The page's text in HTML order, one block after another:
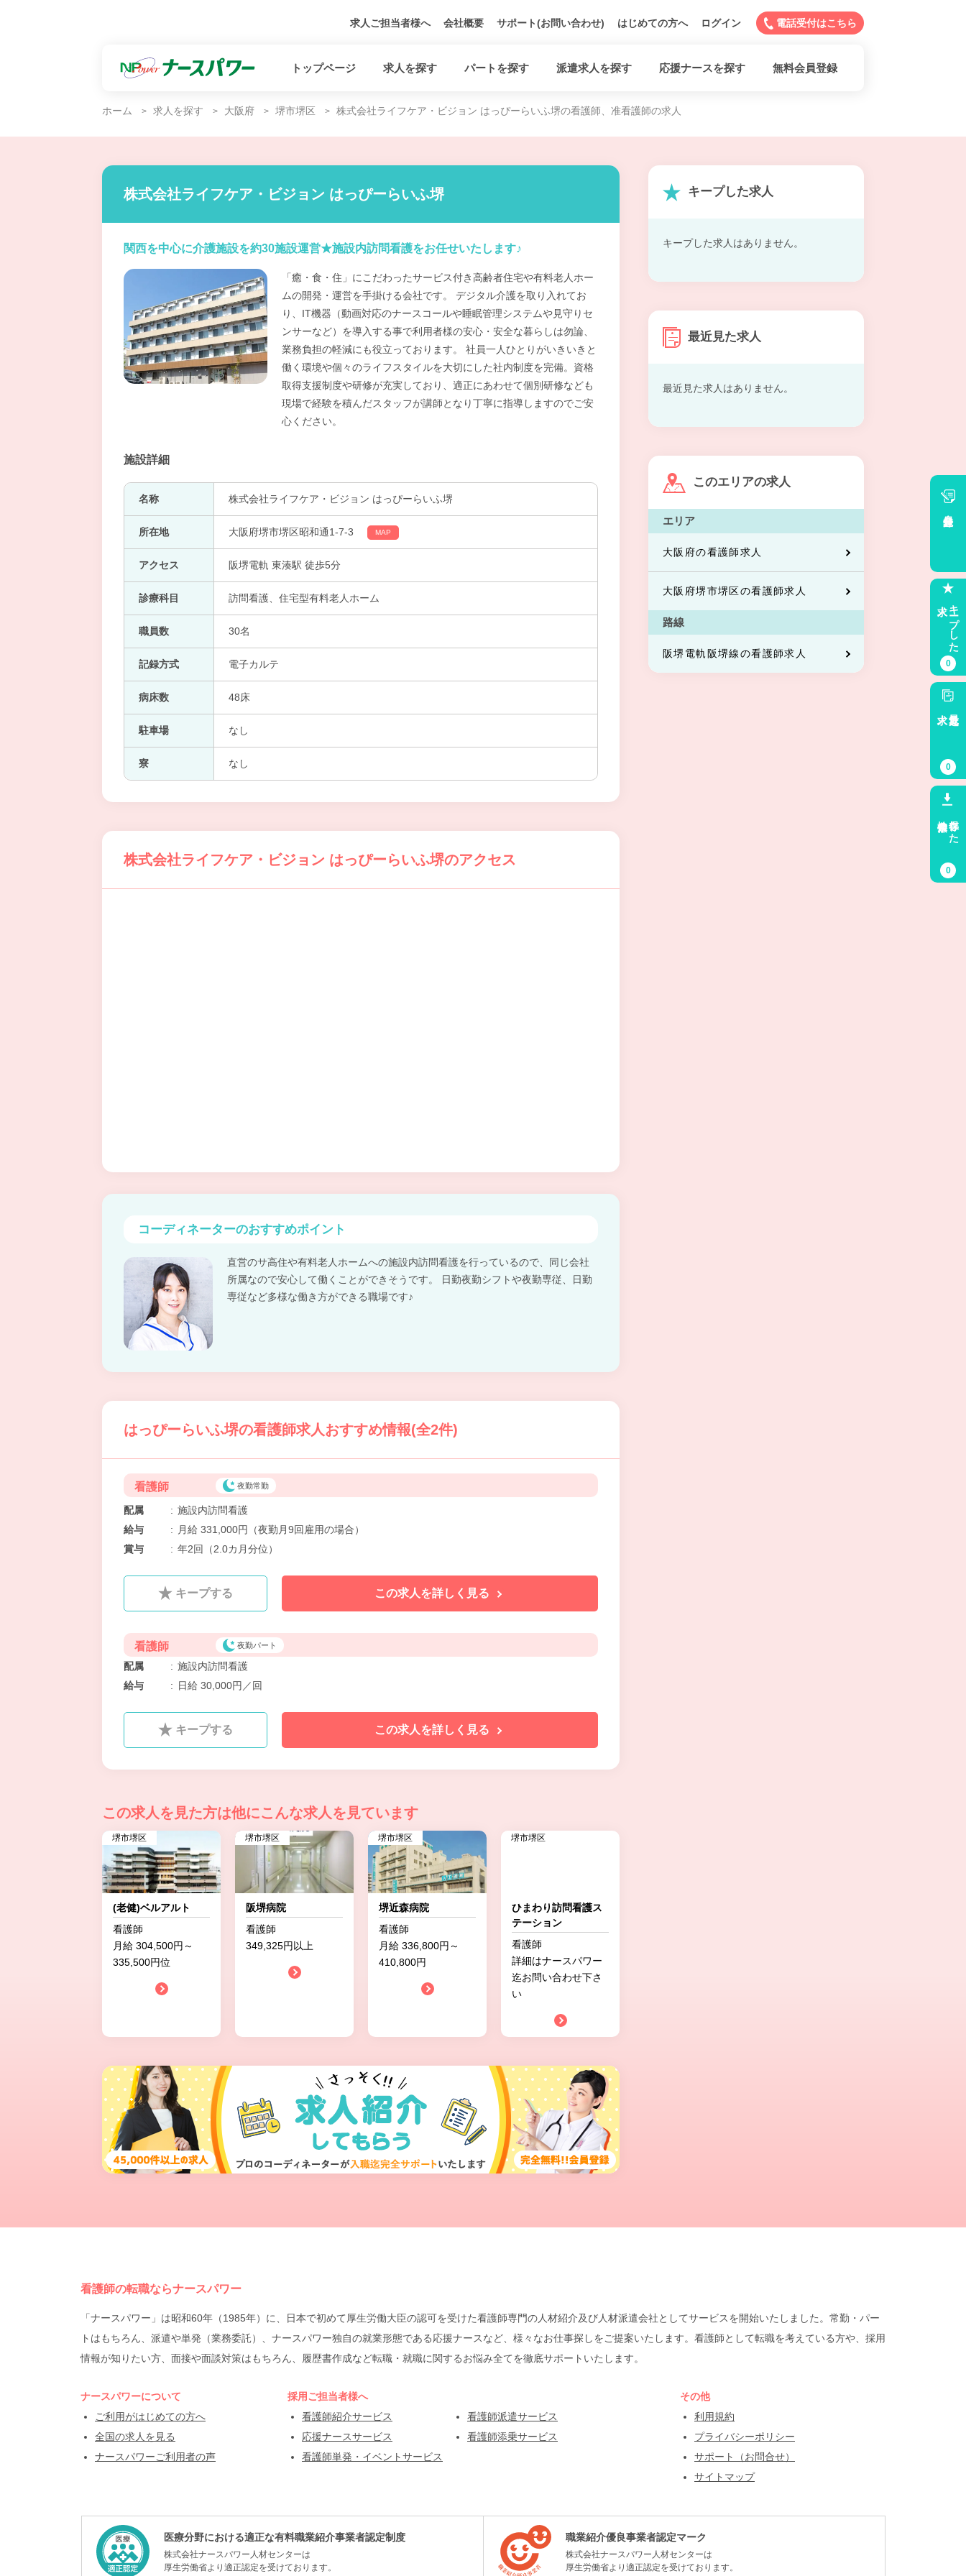
求人ご担当者様へ 会社概要 サポート(お問い合わせ) はじめての方へ ログイン 電話受付はこちら
トップページ 求人を探す パートを探す 派遣求人を探す 応援ナースを探す 無料会員登録
ホーム 求人を探す 大阪府 堺市堺区 株式会社ライフケア・ビジョン はっぴーらいふ堺の看護師、准看護師の求人
株式会社ライフケア・ビジョン はっぴーらいふ堺
関西を中心に介護施設を約30施設運営★施設内訪問看護をお任せいたします♪
「癒・食・住」にこだわったサービス付き高齢者住宅や有料老人ホー
ムの開発・運営を手掛ける会社です。 デジタル介護を取り入れてお
り、IT機器（動画対応のナースコールや睡眠管理システムや見守りセ
ンサーなど）を導入する事で利用者様の安心・安全な暮らしは勿論、
業務負担の軽減にも役立っております。 社員一人ひとりがいきいきと
働く環境や個々のライフスタイルを大切にした社内制度を完備。資格
取得支援制度や研修が充実しており、適正にあわせて個別研修なども
現場で経験を積んだスタッフが講師となり丁寧に指導しますのでご安
心ください。
施設詳細
名称 株式会社ライフケア・ビジョン はっぴーらいふ堺
所在地 大阪府堺市堺区昭和通1-7-3 MAP
アクセス 阪堺電軌 東湊駅 徒歩5分
診療科目 訪問看護、住宅型有料老人ホーム
職員数 30名
記録方式 電子カルテ
病床数 48床
駐車場 なし
寮 なし
株式会社ライフケア・ビジョン はっぴーらいふ堺のアクセス
コーディネーターのおすすめポイント
直営のサ高住や有料老人ホームへの施設内訪問看護を行っているので、同じ会社
所属なので安心して働くことができそうです。 日勤夜勤シフトや夜勤専従、日勤
専従など多様な働き方ができる職場です♪
はっぴーらいふ堺の看護師求人おすすめ情報(全2件)
看護師 夜勤常勤
配属 : 施設内訪問看護
給与
:
月給 331,000円（夜勤月9回雇用の場合）
賞与
: 年2回（2.0カ月分位）
キープする この求人を詳しく見る
看護師 夜勤パート
配属 : 施設内訪問看護
給与
: 日給 30,000円／回
キープする この求人を詳しく見る
この求人を見た方は他にこんな求人を見ています
堺市堺区
(老健)ベルアルト
看護師
月給 304,500円～
335,500円位
堺市堺区
阪堺病院
看護師
349,325円以上
堺市堺区
堺近森病院
看護師
月給 336,800円～
410,800円
堺市堺区
ひまわり訪問看護ス
テーション
看護師
詳細はナースパワー
迄お問い合わせ下さ
い
キープした求人
キープした求人はありません。
最近見た求人
最近見た求人はありません。
このエリアの求人
エリア
大阪府の看護師求人
大阪府堺市堺区の看護師求人
路線
阪堺電軌阪堺線の看護師求人
看護師の転職ならナースパワー
「ナースパワー」は昭和60年（1985年）に、日本で初めて厚生労働大臣の認可を受けた看護師専門の人材紹介及び人材派遣会社としてサービスを開始いたしました。常勤・パー
トはもちろん、派遣や単発（業務委託）、ナースパワー独自の就業形態である応援ナースなど、様々なお仕事探しをご提案いたします。看護師として転職を考えている方や、採用
情報が知りたい方、面接や面談対策はもちろん、履歴書作成など転職・就職に関するお悩み全てを徹底サポートいたします。
ナースパワーについて
ご利用がはじめての方へ
全国の求人を見る
ナースパワーご利用者の声
採用ご担当者様へ
看護師紹介サービス
応援ナースサービス
看護師単発・イベントサービス
看護師派遣サービス
看護師添乗サービス
その他
利用規約
プライバシーポリシー
サポート（お問合せ）
サイトマップ
医療分野における適正な有料職業紹介事業者認定制度
株式会社ナースパワー人材センターは
厚生労働省より適正認定を受けております。
職業紹介優良事業者認定マーク
株式会社ナースパワー人材センターは
厚生労働省より適正認定を受けております。
キープした
0
最近見た
0
保存した
0